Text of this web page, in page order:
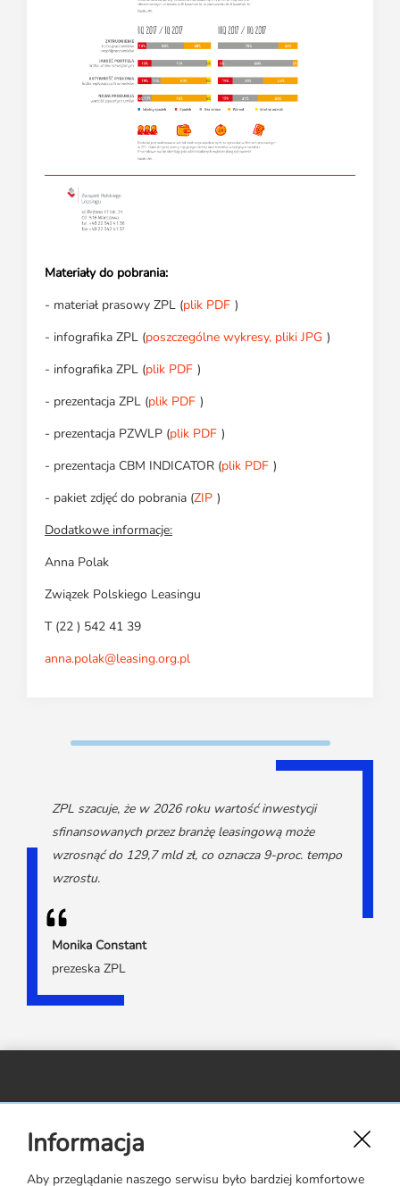
Informacja
Aby przeglądanie naszego serwisu było bardziej komfortowe
Materiały do pobrania:
- materiał prasowy ZPL (plik PDF )
- infografika ZPL (poszczególne wykresy, pliki JPG )
- infografika ZPL (plik PDF )
- prezentacja ZPL (plik PDF )
- prezentacja PZWLP (plik PDF )
- prezentacja CBM INDICATOR (plik PDF )
- pakiet zdjęć do pobrania (ZIP )
Dodatkowe informacje:
Anna Polak
Związek Polskiego Leasingu
T (22 ) 542 41 39
anna.polak@leasing.org.pl
ZPL szacuje, że w 2026 roku wartość inwestycji
sfinansowanych przez branżę leasingową może
wzrosnąć do 129,7 mld zł, co oznacza 9-proc. tempo
wzrostu.
Monika Constant
prezeska ZPL
ul. Rejtana 17 lok. 22,
02-516 Warszawa